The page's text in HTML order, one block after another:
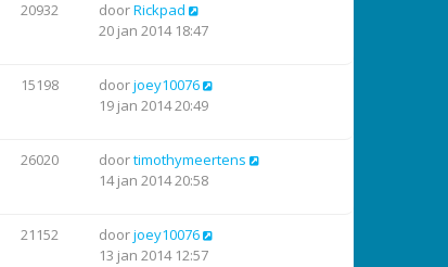
20932 doorRickpad
20 jan 2014 18:47
15198 doorjoey10076
19 jan 2014 20:49
26020 doortimothymeertens
14 jan 2014 20:58
21152 doorjoey10076
13 jan 2014 12:57